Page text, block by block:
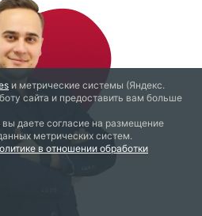
и метрические системы (Яндекс.
сайта и предоставить вам больше
даете согласие на размещение
метрических систем.
в отношении обработки